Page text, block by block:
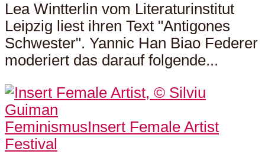
Lea Wintterlin vom Literaturinstitut
Leipzig liest ihren Text "Antigones
Schwester". Yannic Han Biao Federer
moderiert das darauf folgende...
FeminismusInsert Female Artist
Festival